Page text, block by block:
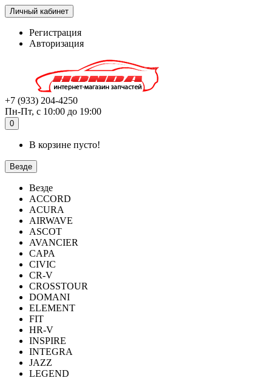
Личный кабинет
Регистрация
Авторизация
+7 (933) 204-4250
Пн-Пт, с 10:00 до 19:00
0
В корзине пусто!
Везде
Везде
ACCORD
ACURA
AIRWAVE
ASCOT
AVANCIER
CAPA
CIVIC
CR-V
CROSSTOUR
DOMANI
ELEMENT
FIT
HR-V
INSPIRE
INTEGRA
JAZZ
LEGEND